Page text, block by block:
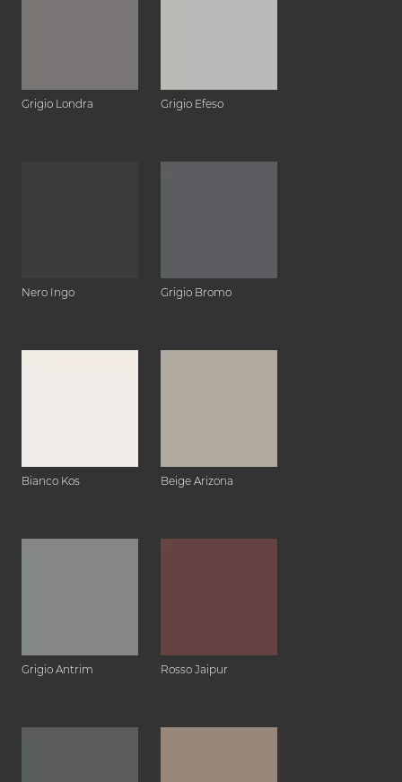
Grigio Londra Grigio Efeso
Nero Ingo Grigio Bromo
Bianco Kos Beige Arizona
Grigio Antrim Rosso Jaipur